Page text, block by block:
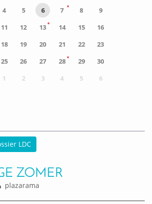
4 5 6 7 8
9
11 12 13 14 15
16
18 19 20 21 22
23
25 26 27 28 29
30
1 2 3 4 5 6
LDC
ZOMER
plazarama